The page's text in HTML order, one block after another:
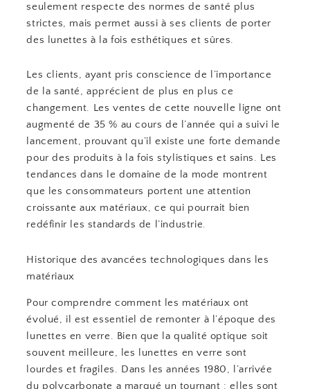
seulement respecte des normes de santé plus
strictes, mais permet aussi à ses clients de porter
des lunettes à la fois esthétiques et sûres.
Les clients, ayant pris conscience de l’importance
de la santé, apprécient de plus en plus ce
changement. Les ventes de cette nouvelle ligne ont
augmenté de 35 % au cours de l’année qui a suivi le
lancement, prouvant qu’il existe une forte demande
pour des produits à la fois stylistiques et sains. Les
tendances dans le domaine de la mode montrent
que les consommateurs portent une attention
croissante aux matériaux, ce qui pourrait bien
redéfinir les standards de l’industrie.
Historique des avancées technologiques dans les
matériaux
Pour comprendre comment les matériaux ont
évolué, il est essentiel de remonter à l’époque des
lunettes en verre. Bien que la qualité optique soit
souvent meilleure, les lunettes en verre sont
lourdes et fragiles. Dans les années 1980, l’arrivée
du polycarbonate a marqué un tournant : elles sont